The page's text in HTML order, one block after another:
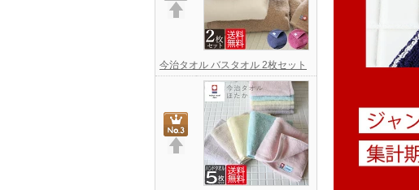
今治タオル バスタオル 2枚セット